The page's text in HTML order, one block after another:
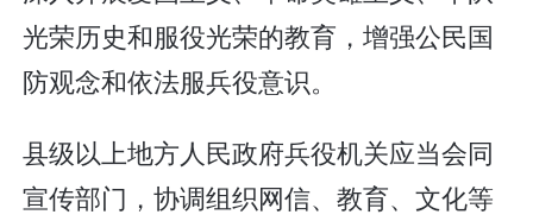
光荣历史和服役光荣的教育，增强公民国
防观念和依法服兵役意识。
县级以上地方人民政府兵役机关应当会同
宣传部门，协调组织网信、教育、文化等